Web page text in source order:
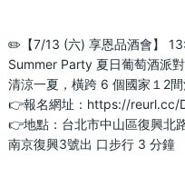
✏️【7/13 (六) 享恩品酒會】
Summer Party 夏日葡萄酒派對
清涼一夏，橫跨 6 個國家１2
👉報名網址：https://reurl.cc/
👉地點：台北市中山區復興
南京復興3號出 口步行 3 分鐘